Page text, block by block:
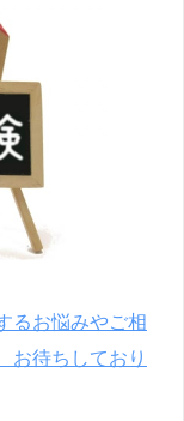
るお悩みやご相
お待ちしており